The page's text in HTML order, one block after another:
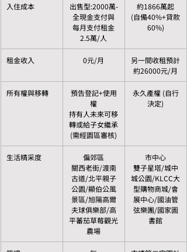
入住成本
出售型:2000萬-
全現金支付與
每月支付租金
2.5萬/人
約1866萬起
(自備40%+貸款
60%)
租金收入 0元/月
另一間收租預計
約26000元/月
所有權與移轉
預告登記+使用
權
持有人未來可移
轉或給子女繼承
(需經園區審核)
永久產權 (自行
決定)
生活精采度
偏郊區
關西老街/渡南
古道/北平親子
公園/顯伯公風
景區/旭陽高爾
夫球俱樂部/高
平蕃茄草莓觀光
農場
市中心
雙子星塔/城中
城公園/KLCC大
型購物商城/會
展中心/國油管
弦樂團/國家圖
書館